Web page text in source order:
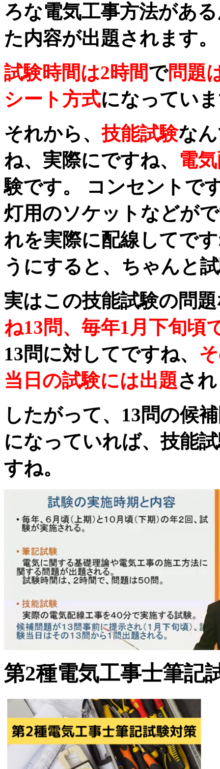
ろな電気工事方法があ
た内容が出題されます。
試験時間は2時間で問題
シート方式になってい
それから、技能試験な
ね、実際にですね、 電
験です。 コンセントで
灯用のソケットなどが
れを実際に配線してで
うにすると、ちゃんと
実はこの技能試験の問
ね13問、毎年1月下旬頃
13問に対してですね、
当日の試験には出題さ
したがって、13問の候
になっていれば、技能
すね。
第2種電気工事士筆記